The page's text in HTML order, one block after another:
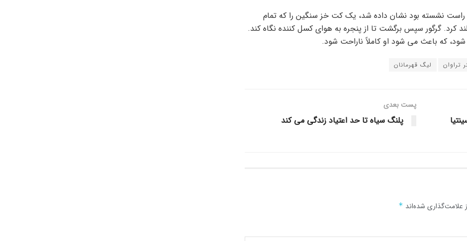
راست نشسته بود نشان داده شد، یک کت خز سنگین را که تمام
کرد. گرگور سپس برگشت تا از پنجره به هوای کسل کننده نگاه کند.
که باعث می شود او کاملاً ناراحت شود.
تراوان لیگ قهرمانان
پست‌ بعدی
پلنگ سیاه تا حد اعتیاد زندگی می کند
علامت‌گذاری شده‌اند *